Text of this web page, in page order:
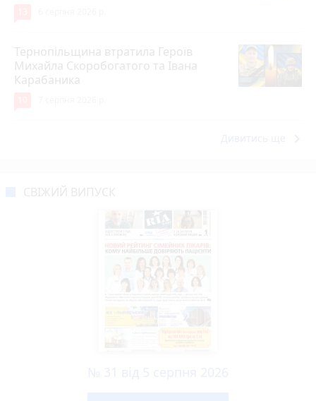
Тернопільщина втратила Героїв
Михайла Скоробогатого та Івана
Карабаника